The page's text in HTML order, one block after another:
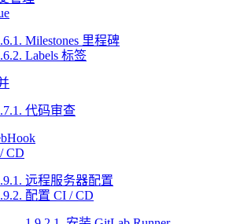
Milestones 里程碑
Labels 标签
代码审查
CD
远程服务器配置
配置 CI / CD